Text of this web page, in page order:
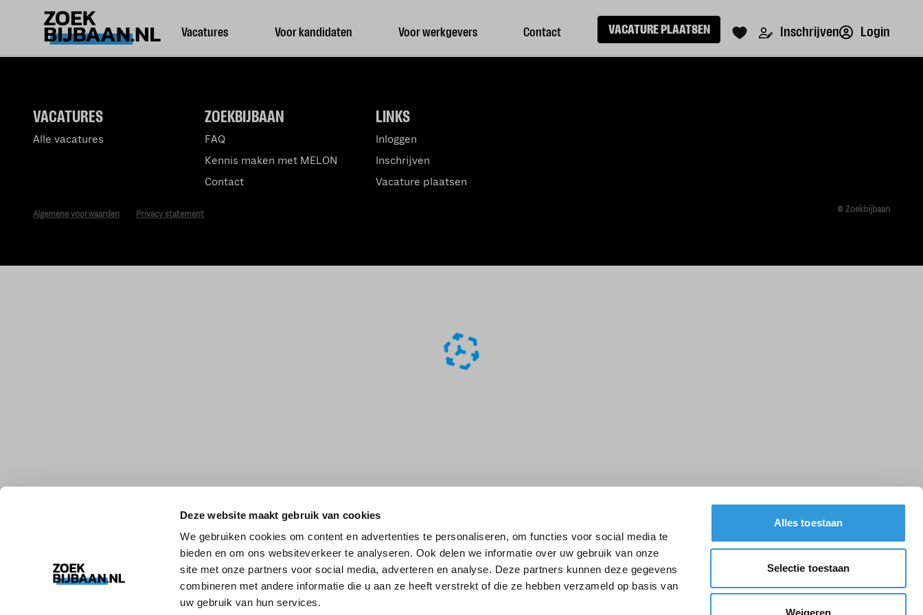
Deze website maakt gebruik van cookies
We gebruiken cookies om content en advertenties te personaliseren, om functies voor social media te
bieden en om ons websiteverkeer te analyseren. Ook delen we informatie over uw gebruik van onze
site met onze partners voor social media, adverteren en analyse. Deze partners kunnen deze gegevens
combineren met andere informatie die u aan ze heeft verstrekt of die ze hebben verzameld op basis van
uw gebruik van hun services.
Alles toestaan
Selectie toestaan
Weigeren
Vacatures Voor kandidaten Voor werkgevers Contact VACATURE PLAATSEN Inschrijven Login
LINKS
Inloggen
Inschrijven
Vacature plaatsen
ZOEKBIJBAAN
FAQ
Kennis maken met MELON
Contact
VACATURES
Alle vacatures
Algemene voorwaarden Privacy statement © Zoekbijbaan